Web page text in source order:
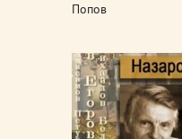
Попов